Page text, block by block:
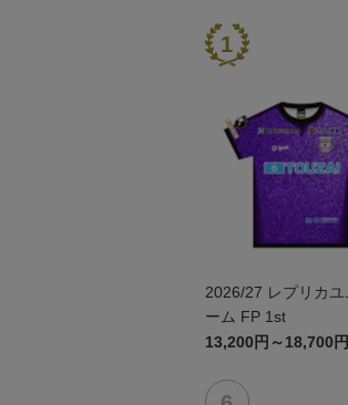
2026/27 レプリカユニフォ
ーム FP 1st
13,200円～18,700円